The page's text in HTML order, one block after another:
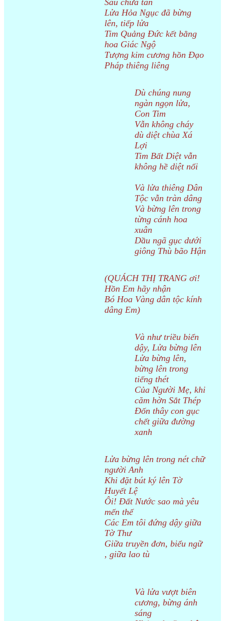
Lửa Hỏa Ngục đã bừng
lên, tiếp lửa
Tim Quảng Đức kết bằng
hoa Giác Ngộ
Tượng kim cương hồn Đạo
Pháp thiêng liêng
Dù chúng nung
ngàn ngọn lửa,
Con Tim
Vẫn không cháy
dù diệt chùa Xá
Lợi
Tim Bất Diệt vẫn
không hề diệt nổi
Và lửa thiêng Dân
Tộc vẫn tràn dâng
Và bừng lên trong
từng cánh hoa
xuân
Dầu ngã gục dưới
giông Thù bão Hận
(QUÁCH THỊ TRANG ơi!
Hồn Em hãy nhận
Bó Hoa Vàng dân tộc kính
dâng Em)
Và như triều biển
dậy, Lửa bừng lên
Lửa bừng lên,
bừng lên trong
tiếng thét
Của Người Mẹ, khi
căm hờn Sắt Thép
Đốn thây con gục
chết giữa đường
xanh
Lửa bừng lên trong nét chữ
người Anh
Khi đặt bút ký lên Tờ
Huyết Lệ
Ôi! Đất Nước sao mà yêu
mến thế
Các Em tôi đứng dậy giữa
Tờ Thư
Giữa truyền đơn, biểu ngữ
, giữa lao tù
Và lửa vượt biên
cương, bừng ánh
sáng